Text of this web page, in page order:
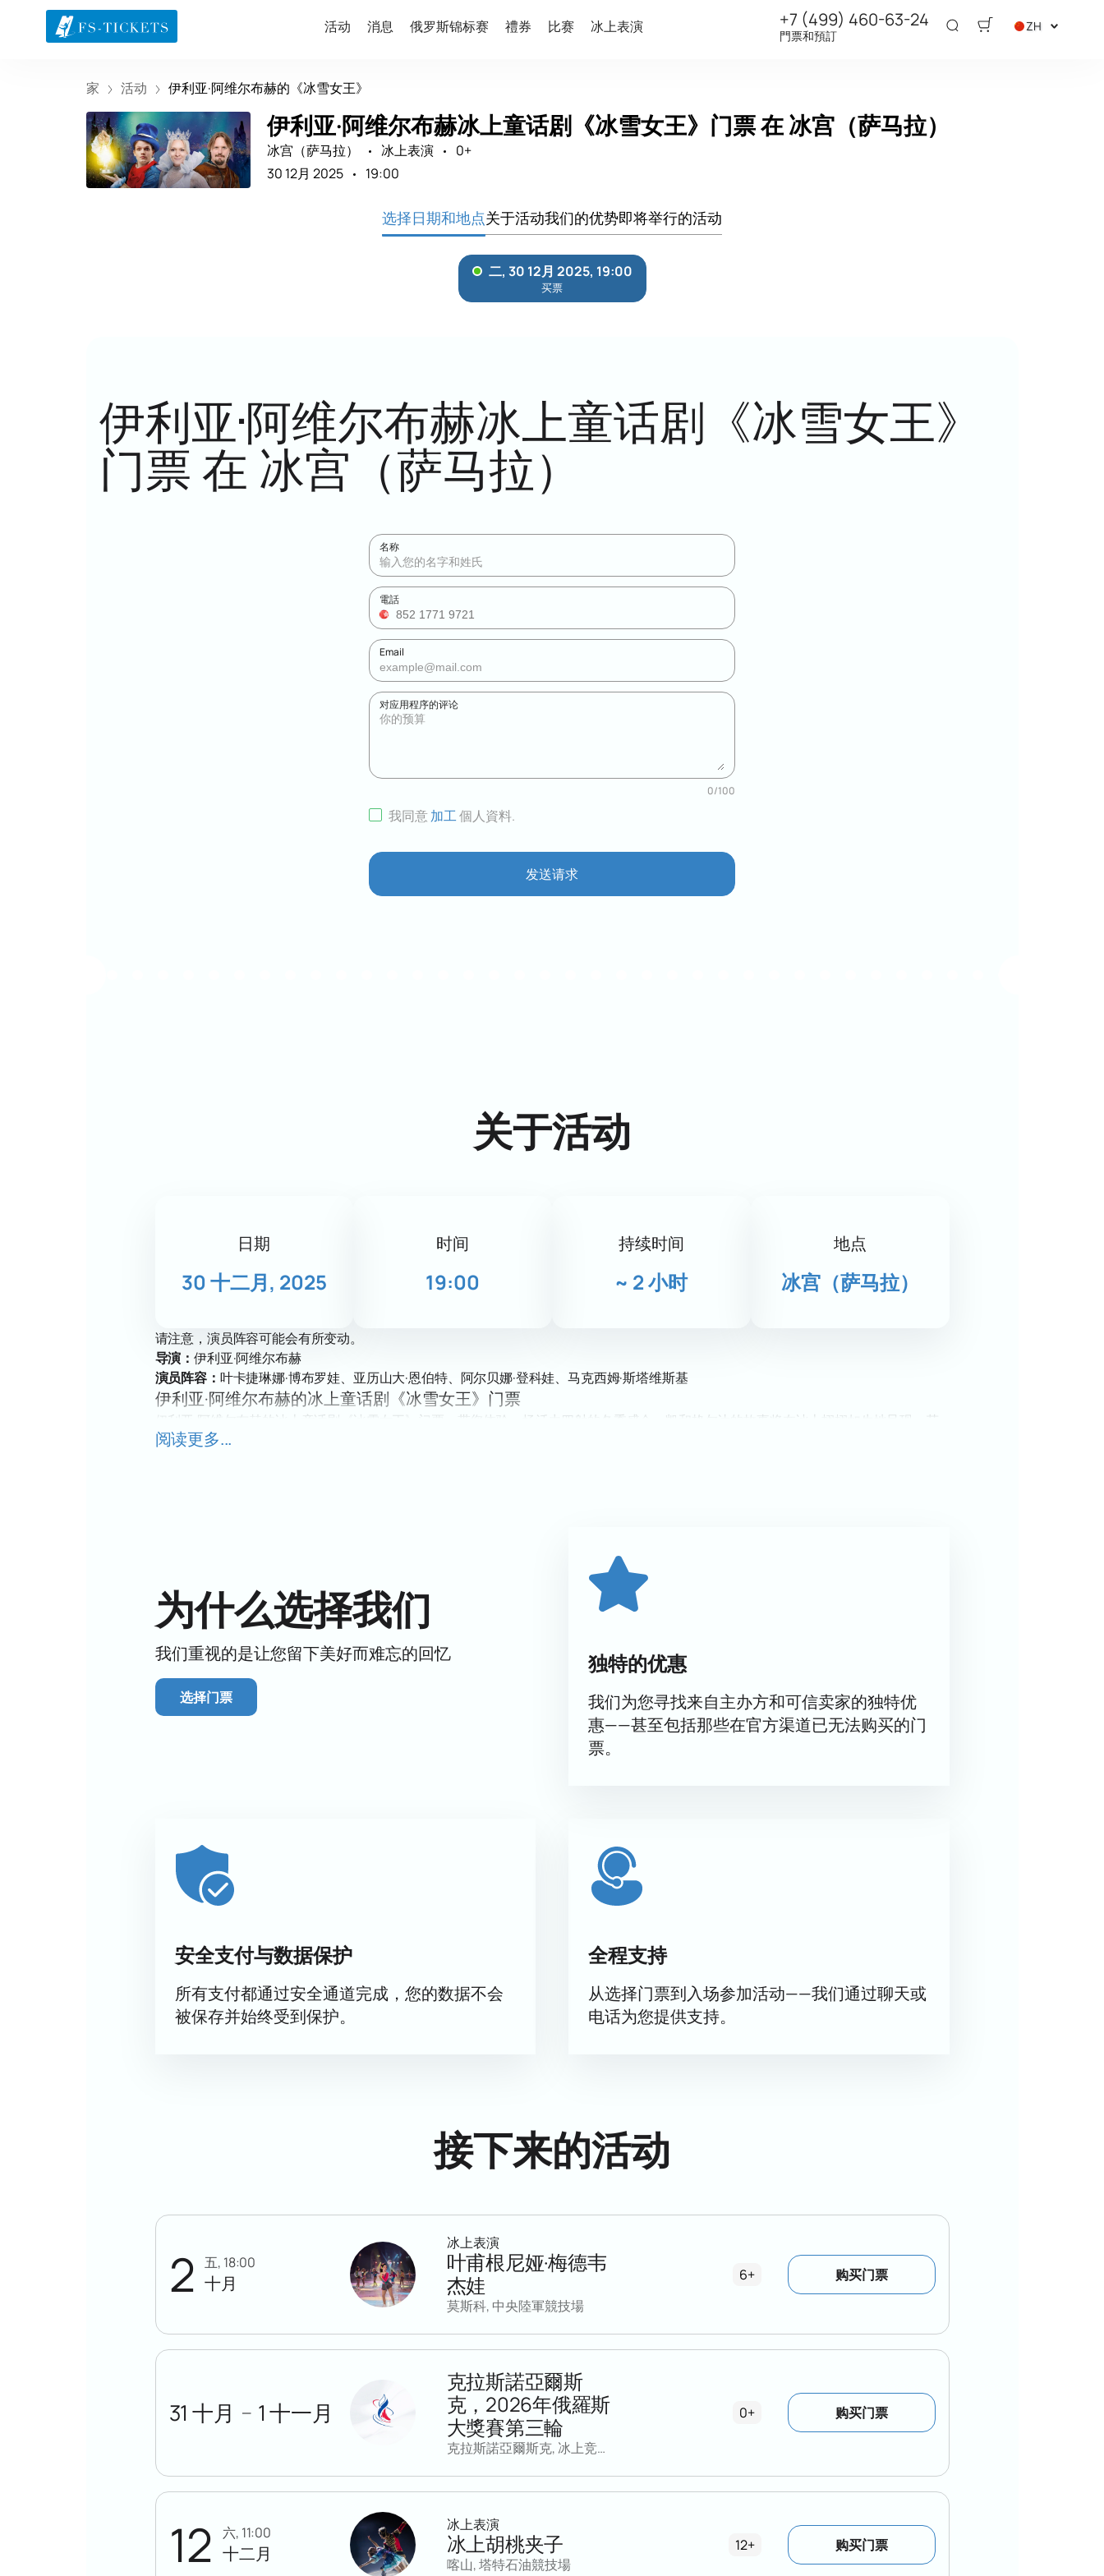
活动 消息 俄罗斯锦标赛 禮券 比赛 冰上表演 +7 (499) 460-63-24
門票和預訂
ZH
家 活动 伊利亚·阿维尔布赫的《冰雪女王》
伊利亚·阿维尔布赫冰上童话剧《冰雪女王》门票 在 冰宫（萨马拉）
冰宫（萨马拉） 冰上表演
0+
30 12月 2025
19:00
选择日期和地点关于活动我们的优势即将举行的活动
伊利亚·阿维尔布赫冰上童话剧《冰雪女王》
门票 在 冰宫（萨马拉）
名称
電話
Email
对应用程序的评论
0/100
我同意加工個人資料.
发送请求
关于活动
日期
30 十二月, 2025
时间
19:00
持续时间
~ 2 小时
地点
冰宫（萨马拉）
请注意，演员阵容可能会有所变动。
导演：伊利亚·阿维尔布赫
演员阵容： 叶卡捷琳娜·博布罗娃、亚历山大·恩伯特、阿尔贝娜·登科娃、马克西姆·斯塔维斯基
伊利亚·阿维尔布赫的冰上童话剧《冰雪女王》门票
伊利亚·阿维尔布赫的冰上童话剧《冰雪女王》门票，带您体验一场活力四射的冬季盛会。凯和格尔达的故事将在冰上栩栩如生地呈现。花
样滑冰、特效和新年魔幻氛围将为您带来难忘的体验。奥运健儿、别具一格的装饰和激动人心的氛围恭候每一位宾客的光临。
克西姆·斯塔维斯基。此外，还有众多著名花样滑冰运动员、空中技巧运动员和杂技演员。
场地介绍
萨马拉冰上运动宫是一座现代化的综合建筑，可容纳5500名观众。馆内设有冰球训练场、冰壶馆、体育馆和健身房。此外，还设有配备现
代化设备的400座会议厅，可用于商务会议。宫殿式空间专为宾客打造，方便宾客使用。
演出节目
演出灵感源自汉斯·克里斯蒂安·安徒生的童话故事《冰雪女王》。冰上正邪之争激烈交织：凯的心灵因格尔达的友谊和爱情而得到救赎。导
演：伊利亚·阿韦尔布赫。
奥运花样滑冰运动员和体育大师
购票：通过网站或致电经理购票。票价取决于所选座位：费用在座位图上注明。选择最佳正厅或贵宾包厢座位，享受最舒适的观赛体验。
使用在线座位图选座
选择位置时立即显示票价
多种支付方式安全可靠
无需在售票处排队
经理协助选票
公司和机构团体订票
通过网站购票，您可以获得门票真伪保证，并有机会提前预订最佳座位，并立即获得当前价格。门票详情可咨询专家或在线座位图。
阅读更多...
为什么选择我们
我们重视的是让您留下美好而难忘的回忆
选择门票
独特的优惠
我们为您寻找来自主办方和可信卖家的独特优
惠——甚至包括那些在官方渠道已无法购买的门
票。
安全支付与数据保护
所有支付都通过安全通道完成，您的数据不会
被保存并始终受到保护。
全程支持
从选择门票到入场参加活动——我们通过聊天或
电话为您提供支持。
接下来的活动
2 五, 18:00
十月
冰上表演
叶甫根尼娅·梅德韦
杰娃
莫斯科, 中央陸軍競技場
6+ 购买门票
31 十月 — 1 十一月
克拉斯諾亞爾斯
克，2026年俄羅斯
大獎賽第三輪
克拉斯諾亞爾斯克, 冰上竞技场“Kristall”
0+ 购买门票
12 六, 11:00
十二月
冰上表演
冰上胡桃夹子
喀山, 塔特石油競技場
12+ 购买门票